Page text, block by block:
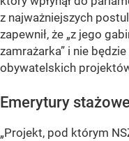
z najważniejszych
zapewnił, że „z jego
zamrażarka” i nie
obywatelskich
Emerytury
„Projekt, pod którym